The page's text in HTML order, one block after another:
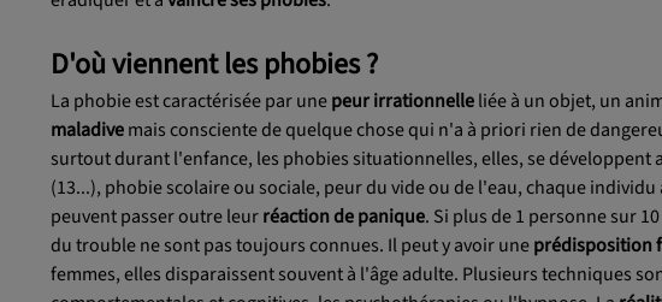
D'où viennent les phobies ?
La phobie est caractérisée par unepeur irrationnelleliée à un objet, un
maladivemais consciente de quelque chose qui n'a à priori rien de
surtout durant l'enfance, les phobies situationnelles, elles, se développent
(13...), phobie scolaire ou sociale, peur du vide ou de l'eau, chaque
peuvent passer outre leurréaction de panique. Si plus de 1 personne sur
du trouble ne sont pas toujours connues. Il peut y avoir uneprédisposition
femmes, elles disparaissent souvent à l'âge adulte. Plusieurs techniques